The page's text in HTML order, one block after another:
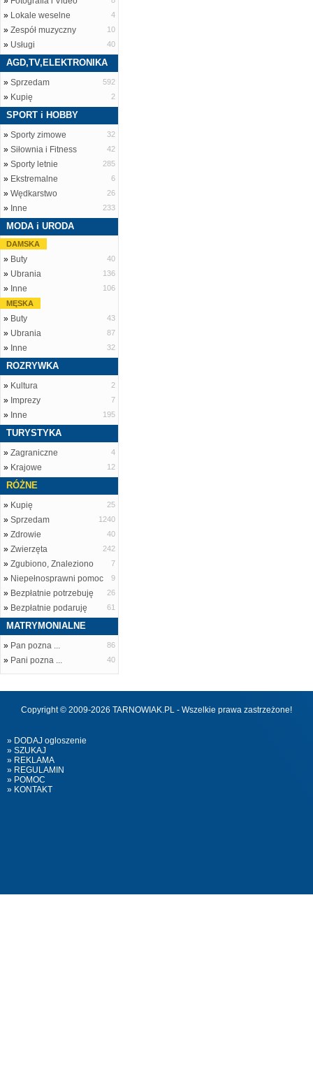
» Lokale weselne 4
» Zespół muzyczny 10
» Usługi 40
AGD,TV,ELEKTRONIKA
» Sprzedam 592
» Kupię 2
SPORT i HOBBY
» Sporty zimowe 32
» Siłownia i Fitness 42
» Sporty letnie 285
» Ekstremalne 6
» Wędkarstwo 26
» Inne 233
MODA i URODA
DAMSKA
» Buty 40
» Ubrania 136
» Inne
106
MĘSKA
» Buty 43
» Ubrania 87
» Inne 32
ROZRYWKA
» Kultura 2
» Imprezy 7
» Inne 195
TURYSTYKA
» Zagraniczne 4
» Krajowe 12
RÓŻNE
» Kupię 25
» Sprzedam 1240
» Zdrowie 40
» Zwierzęta 242
» Zgubiono, Znaleziono 7
» Niepełnosprawni pomoc 9
» Bezpłatnie potrzebuję 26
» Bezpłatnie podaruję 61
MATRYMONIALNE
» Pan pozna ... 86
» Pani pozna ... 40
Copyright © 2009-2026 TARNOWIAK.PL - Wszelkie prawa zastrzeżone!
» DODAJ ogloszenie
» SZUKAJ
» REKLAMA
» REGULAMIN
» POMOC
» KONTAKT